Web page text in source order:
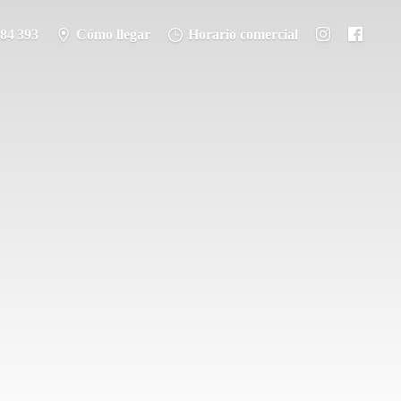
393 Cómo llegar Horario comercial